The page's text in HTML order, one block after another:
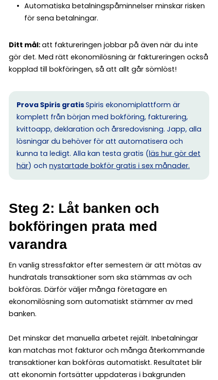
Automatiska betalningspåminnelser minskar risken
för sena betalningar.
Ditt mål:att faktureringen jobbar på även när du inte
gör det. Med rätt ekonomilösning är faktureringen också
kopplad till bokföringen, så att allt går sömlöst!
Prova Spiris gratisSpiris ekonomiplattform är
komplett från början med bokföring, fakturering,
kvittoapp, deklaration och årsredovisning. Japp, alla
lösningar du behöver för att automatisera och
kunna ta ledigt. Alla kan testa gratis (läs hur gör det
här) och nystartade bokför gratis i sex månader.
Steg 2: Låt banken och
bokföringen prata med
varandra
En vanlig stressfaktor efter semestern är att mötas av
hundratals transaktioner som ska stämmas av och
bokföras. Därför väljer många företagare en
ekonomilösning som automatiskt stämmer av med
banken.
Det minskar det manuella arbetet rejält. Inbetalningar
kan matchas mot fakturor och många återkommande
transaktioner kan bokföras automatiskt. Resultatet blir
att ekonomin fortsätter uppdateras i bakgrunden